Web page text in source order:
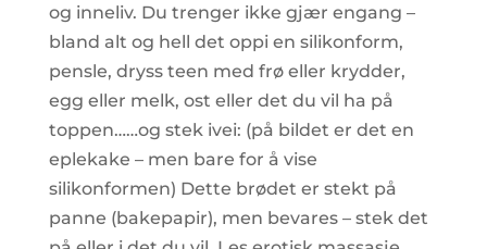
og inneliv. Du trenger ikke gjær engang –
bland alt og hell det oppi en silikonform,
pensle, dryss teen med frø eller krydder,
egg eller melk, ost eller det du vil ha på
toppen……og stek ivei: (på bildet er det en
eplekake – men bare for å vise
silikonformen) Dette brødet er stekt på
panne (bakepapir), men bevares – stek det